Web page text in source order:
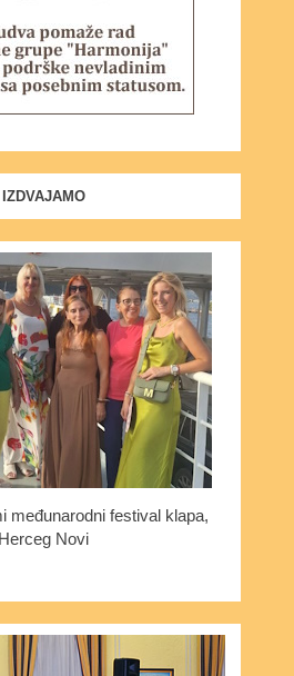
IZDVAJAMO
međunarodni festival klapa,
Herceg Novi